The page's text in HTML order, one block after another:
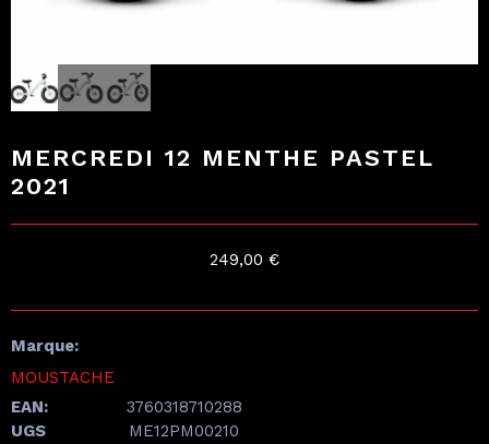
MERCREDI 12 MENTHE PASTEL
2021
249,00 €
Marque:
MOUSTACHE
EAN:
3760318710288
UGS
ME12PM00210